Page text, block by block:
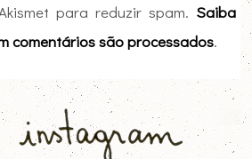
para reduzir spam. Saiba
comentários são processados.